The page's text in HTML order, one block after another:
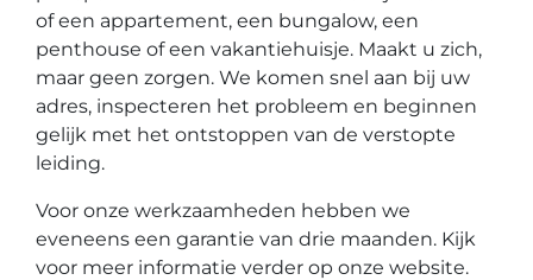
of een appartement, een bungalow, een
penthouse of een vakantiehuisje. Maakt u zich,
maar geen zorgen. We komen snel aan bij uw
adres, inspecteren het probleem en beginnen
gelijk met het ontstoppen van de verstopte
leiding.
Voor onze werkzaamheden hebben we
eveneens een garantie van drie maanden. Kijk
voor meer informatie verder op onze website.